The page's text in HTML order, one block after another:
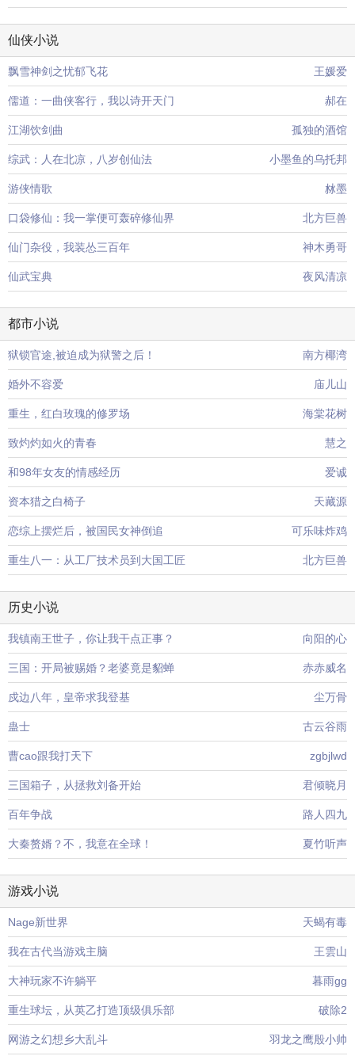
仙侠小说
飘雪神剑之忧郁飞花 王媛爱
儒道：一曲侠客行，我以诗开天门 郝在
江湖饮剑曲 孤独的酒馆
综武：人在北凉，八岁创仙法 小墨鱼的乌托邦
游侠情歌 沝墨
口袋修仙：我一掌便可轰碎修仙界 北方巨兽
仙门杂役，我装怂三百年 神木勇哥
仙武宝典 夜风清凉
都市小说
狱锁官途,被迫成为狱警之后！ 南方椰湾
婚外不容爱 庙儿山
重生，红白玫瑰的修罗场 海棠花树
致灼灼如火的青春 慧之
和98年女友的情感经历 爱诚
资本猎之白椅子 天藏源
恋综上摆烂后，被国民女神倒追 可乐味炸鸡
重生八一：从工厂技术员到大国工匠 北方巨兽
历史小说
我镇南王世子，你让我干点正事？ 向阳的心
三国：开局被赐婚？老婆竟是貂蝉 赤赤威名
戍边八年，皇帝求我登基 尘万骨
蛊士 古云谷雨
曹cao跟我打天下 zgbjlwd
三国箱子，从拯救刘备开始 君倾晓月
百年争战 路人四九
大秦赘婿？不，我意在全球！ 夏竹听声
游戏小说
Nage新世界 天蝎有毒
我在古代当游戏主脑 王雲山
大神玩家不许躺平 暮雨gg
重生球坛，从英乙打造顶级俱乐部 破除2
网游之幻想乡大乱斗 羽龙之鹰殷小帅